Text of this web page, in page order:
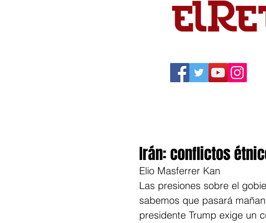
Irán: conflictos
Elio Masferrer Kan
Las presiones sobre el
sabemos que pasará
presidente Trump exige un